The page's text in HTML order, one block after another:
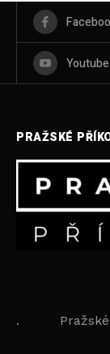
Youtube
PRAŽSKÉ
.